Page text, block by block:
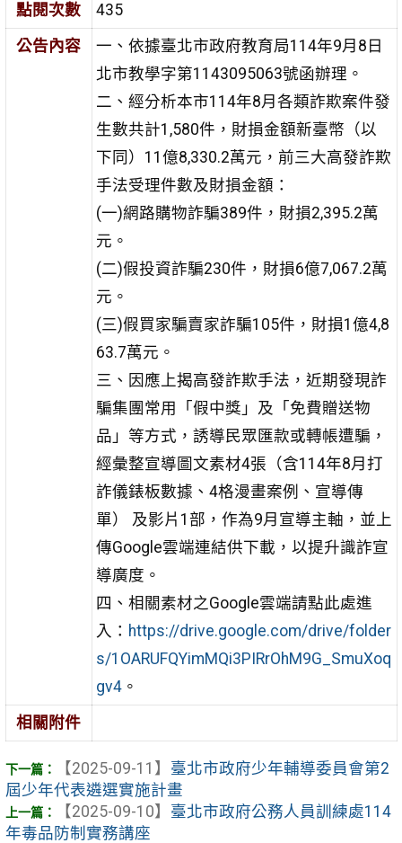
點閱次數
435
公告內容
一、依據臺北市政府教育局114年9月8日
北市教學字第1143095063號函辦理。
二、經分析本市114年8月各類詐欺案件發
生數共計1,580件，財損金額新臺幣（以
下同）11億8,330.2萬元，前三大高發詐欺
手法受理件數及財損金額：
(一)網路購物詐騙389件，財損2,395.2萬
元。
(二)假投資詐騙230件，財損6億7,067.2萬
元。
(三)假買家騙賣家詐騙105件，財損1億4,8
63.7萬元。
三、因應上揭高發詐欺手法，近期發現詐
騙集團常用「假中獎」及「免費贈送物
品」等方式，誘導民眾匯款或轉帳遭騙，
經彙整宣導圖文素材4張（含114年8月打
詐儀錶板數據、4格漫畫案例、宣導傳
單） 及影片1部，作為9月宣導主軸，並上
傳Google雲端連結供下載，以提升識詐宣
導廣度。
四、相關素材之Google雲端請點此處進
入： https://drive.google.com/drive/folder
s/1OARUFQYimMQi3PIRrOhM9G_SmuXoq
gv4。
相關附件
【2025-09-11】 臺北市政府少年輔導委員會第2
屆少年代表遴選實施計畫
【2025-09-10】 臺北市政府公務人員訓練處114
年毒品防制實務講座